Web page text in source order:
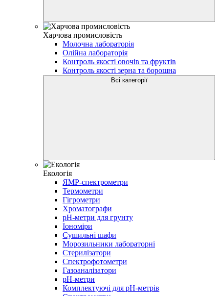
Харчова промисловість
Молочна лабораторія
Олійна лабораторія
Контроль якості овочів та фруктів
Контроль якості зерна та борошна
Всі категорії
Екологія
ЯМР-cпектрометри
Термометри
Гігрометри
Хроматографи
pH-метри для грунту
Іономіри
Сушильні шафи
Морозильники лабораторні
Стерилізатори
Спектрофотометри
Газоаналізатори
pH-метри
Комплектуючі для pH-метрів